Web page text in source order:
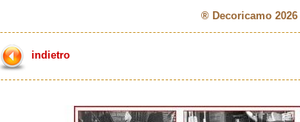
® Decoricamo 2026
indietro